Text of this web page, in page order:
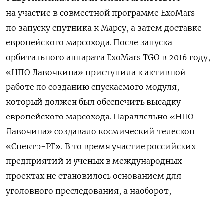
на участие в совместной программе ExoMars
по запуску спутника к Марсу, а затем доставке
европейского марсохода. После запуска
орбитального аппарата ExoMars TGO в 2016 году,
«НПО Лавочкина» приступила к активной
работе по созданию спускаемого модуля,
который должен был обеспечить высадку
европейского марсохода. Параллельно «НПО
Лавочина» создавало космический телескоп
«Спектр-РГ». В то время участие российских
предприятий и ученых в международных
проектах не становилось основанием для
уголовного преследования, а наоборот,